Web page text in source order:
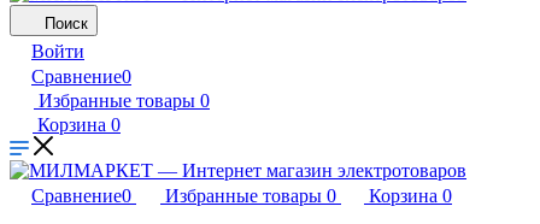
Поиск
Войти
Сравнение0
Избранные товары 0
Корзина 0
Сравнение0 Избранные товары 0 Корзина 0